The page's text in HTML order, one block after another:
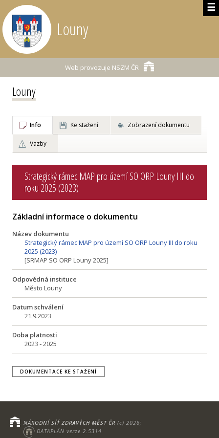
☰
Louny
Web provozuje NSZM ČR
Louny
Info Ke stažení Zobrazení dokumentu
Vazby
Strategický rámec MAP pro území SO ORP Louny III do
roku 2025 (2023)
Základní informace o dokumentu
Název dokumentu
Strategický rámec MAP pro území SO ORP Louny III do roku
2025 (2023)
[SRMAP SO ORP Louny 2025]
Odpovědná instituce
Město Louny
Datum schválení
21.9.2023
Doba platnosti
2023 - 2025
DOKUMENTACE KE STAŽENÍ
NÁRODNÍ SÍŤ ZDRAVÝCH MĚST ČR (c) 2026;
DATAPLÁN verze 2.5314